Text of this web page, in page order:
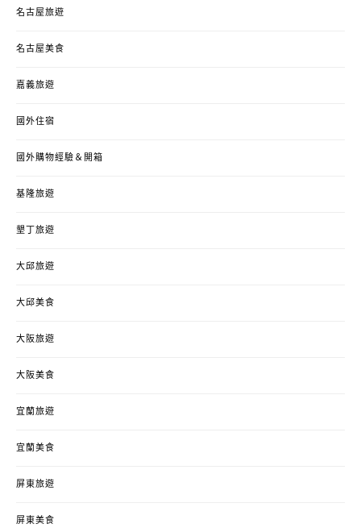
名古屋旅遊
名古屋美食
嘉義旅遊
國外住宿
國外購物經驗＆開箱
基隆旅遊
墾丁旅遊
大邱旅遊
大邱美食
大阪旅遊
大阪美食
宜蘭旅遊
宜蘭美食
屏東旅遊
屏東美食